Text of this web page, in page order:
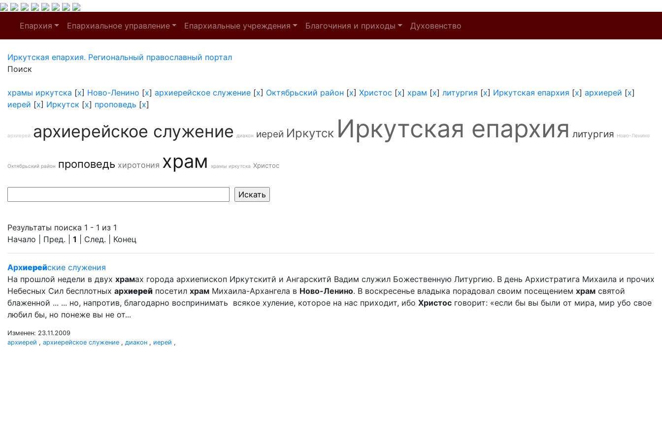
Епархия Епархиальное управление Епархиальные учреждения Благочиния и приходы Духовенство
Иркутская епархия. Региональный православный портал
Поиск
храмы иркутска [x] Ново-Ленино [x] архиерейское служение [x] Октябрьский район [x] Христос [x] храм [x] литургия [x] Иркутская епархия [x] архиерей [x]
иерей [x] Иркутск [x] проповедь [x]
архиерей архиерейское служение диакон иерей Иркутск Иркутская епархия литургия Ново-Ленино
Октябрьский район проповедь хиротония храм храмы иркутска Христос
Результаты поиска 1 - 1 из 1
Начало | Пред. | 1 | След. | Конец
Архиерейские служения
На прошлой недели в двух храмах города архиепископ Иркутскитй и Ангарскитй Вадим служил Божественную Литургию. В день Архистратига Михаила и прочих
Небесных Сил бесплотных архиерей посетил храм Михаила-Архангела в Ново-Ленино. В воскресенье владыка порадовал своим посещением храм святой
блаженной ... ... но, напротив, благодарно воспринимать всякое хуление, которое на нас приходит, ибо Христос говорит: «если бы вы были от мира, мир убо свое
любил бы, но понеже вы не от...
Изменен: 23.11.2009
архиерей , архиерейское служение , диакон , иерей ,